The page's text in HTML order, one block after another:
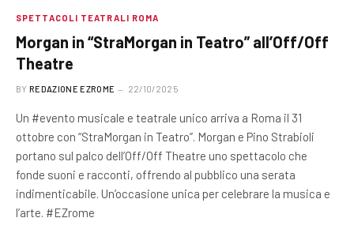
SPETTACOLI TEATRALI ROMA
Morgan in “StraMorgan in Teatro” all’Off/Off
Theatre
BY REDAZIONE EZROME 22/10/2025
Un #evento musicale e teatrale unico arriva a Roma il 31
ottobre con “StraMorgan in Teatro”. Morgan e Pino Strabioli
portano sul palco dell’Off/Off Theatre uno spettacolo che
fonde suoni e racconti, offrendo al pubblico una serata
indimenticabile. Un’occasione unica per celebrare la musica e
l’arte. #EZrome